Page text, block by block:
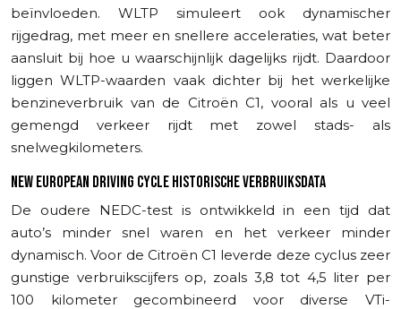
beïnvloeden. WLTP simuleert ook dynamischer
rijgedrag, met meer en snellere acceleraties, wat beter
aansluit bij hoe u waarschijnlijk dagelijks rijdt. Daardoor
liggen WLTP-waarden vaak dichter bij het werkelijke
benzineverbruik van de Citroën C1, vooral als u veel
gemengd verkeer rijdt met zowel stads- als
snelwegkilometers.
NEW EUROPEAN DRIVING CYCLE HISTORISCHE VERBRUIKSDATA
De oudere NEDC-test is ontwikkeld in een tijd dat
auto’s minder snel waren en het verkeer minder
dynamisch. Voor de Citroën C1 leverde deze cyclus zeer
gunstige verbruikscijfers op, zoals 3,8 tot 4,5 liter per
100 kilometer gecombineerd voor diverse VTi-